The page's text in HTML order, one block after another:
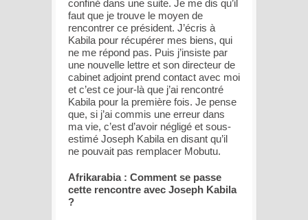
confiné dans une suite. Je me dis qu’il
faut que je trouve le moyen de
rencontrer ce président. J’écris à
Kabila pour récupérer mes biens, qui
ne me répond pas. Puis j’insiste par
une nouvelle lettre et son directeur de
cabinet adjoint prend contact avec moi
et c’est ce jour-là que j’ai rencontré
Kabila pour la première fois. Je pense
que, si j’ai commis une erreur dans
ma vie, c’est d’avoir négligé et sous-
estimé Joseph Kabila en disant qu’il
ne pouvait pas remplacer Mobutu.
Afrikarabia : Comment se passe
cette rencontre avec Joseph Kabila
?